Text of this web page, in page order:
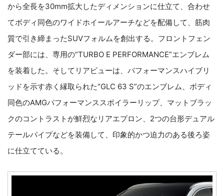
から全長を30mm拡大したディメンションに仕立て、合わせ
てボディ同色のワイドホイールアーチなどを配備して、筋肉
質で引き締まったSUVフォルムを創出する。フロントフェン
ダー部には、専用の“TURBO E PERFORMANCE”エンブレム
を装着した。そしてリアビューは、パフォーマンスハイブリ
ッドを示す赤く縁取られた“GLC 63 S”のエンブレム、ボディ
同色のAMGパフォーマンススポイラーリップ、マットブラッ
クのコントラストが鮮烈なリアエプロン、2つの台形デュアル
テールパイプなどを装備して、印象的かつ迫力のある後ろ姿
に仕立てている。